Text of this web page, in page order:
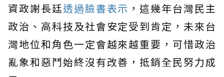
資政謝長廷透過臉書表示 ，這幾年台灣民主
政治、高科技及社會安定受到肯定，未來台
灣地位和角色一定會越來越重要，可惜政治
亂象和惡鬥始終沒有改善，抵銷全民努力成